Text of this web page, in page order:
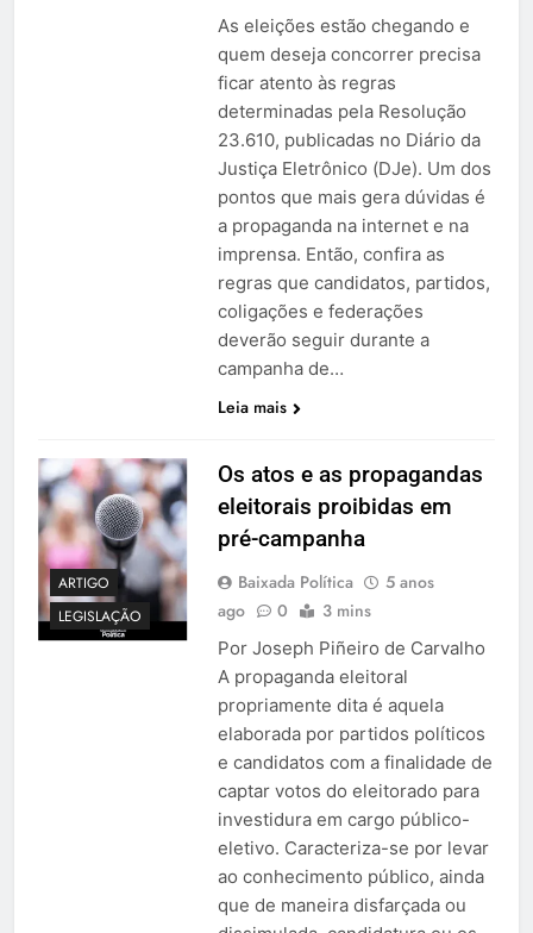
As eleições estão chegando e
quem deseja concorrer precisa
ficar atento às regras
determinadas pela Resolução
23.610, publicadas no Diário da
Justiça Eletrônico (DJe). Um dos
pontos que mais gera dúvidas é
a propaganda na internet e na
imprensa. Então, confira as
regras que candidatos, partidos,
coligações e federações
deverão seguir durante a
campanha de…
Leia mais
ARTIGO
LEGISLAÇÃO
Os atos e as propagandas
eleitorais proibidas em
pré-campanha
Baixada Política
5 anos
ago
0 3 mins
Por Joseph Piñeiro de Carvalho
A propaganda eleitoral
propriamente dita é aquela
elaborada por partidos políticos
e candidatos com a finalidade de
captar votos do eleitorado para
investidura em cargo público-
eletivo. Caracteriza-se por levar
ao conhecimento público, ainda
que de maneira disfarçada ou